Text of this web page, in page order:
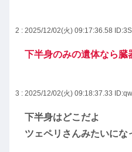
2 : 2025/12/02(火) 09:17:36.58
下半身のみの遺体なら臓
3 : 2025/12/02(火) 09:18:37.33
下半身はどこだよ
ツェペリさんみたいにな